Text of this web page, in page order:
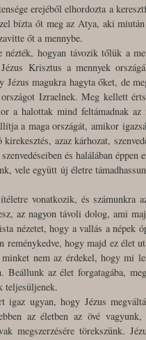
erejéből elhordozta a
bízta őt meg az Atya, aki
őt a mennybe.
hogyan távozik tőlük a
Krisztus a mennyek
magukra hagyta őket, de
Izraelnek. Meg kellett
a halottak mind feltámadnak az
a maga országát, amikor
azaz kárhozat,
és halálában éppen
vele együtt új életre
vonatkozik, és számunkra
az nagyon távoli dolog, ami
nézetet, hogy a vallás a népek
reménykedve, hogy majd ez élet
nem az érdekel, hogy mi
az élet forgatagába,
teljesüljenek.
ugyan, hogy Jézus
az életben az övé
megszerzésére törekszünk.